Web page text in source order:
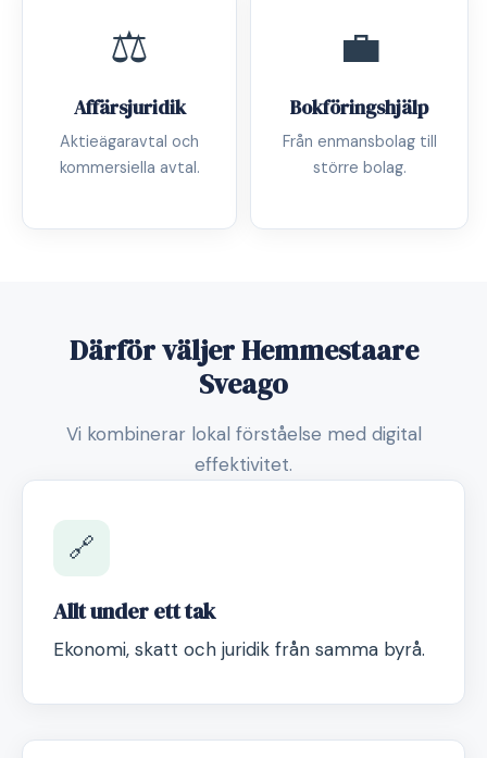
⚖️
Affärsjuridik
Aktieägaravtal och
kommersiella avtal.
💼
Bokföringshjälp
Från enmansbolag till
större bolag.
Därför väljer Hemmestaare
Sveago
Vi kombinerar lokal förståelse med digital
effektivitet.
🔗
Allt under ett tak
Ekonomi, skatt och juridik från samma byrå.